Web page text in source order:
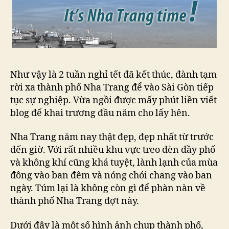
Như vậy là 2 tuần nghỉ tết đã kết thúc, đành tạm
rời xa thành phố Nha Trang để vào Sài Gòn tiếp
tục sự nghiệp. Vừa ngồi được mấy phút liền viết
blog để khai trương đầu năm cho lấy hên.
Nha Trang năm nay thật đẹp, đẹp nhất từ trước
đến giờ. Với rất nhiều khu vực treo đèn đầy phố
và không khí cũng khá tuyệt, lành lạnh của mùa
đông vào ban đêm và nóng chói chang vào ban
ngày. Túm lại là không còn gì để phàn nàn về
thành phố Nha Trang đợt này.
Dưới đây là một số hình ảnh chụp thành phố,